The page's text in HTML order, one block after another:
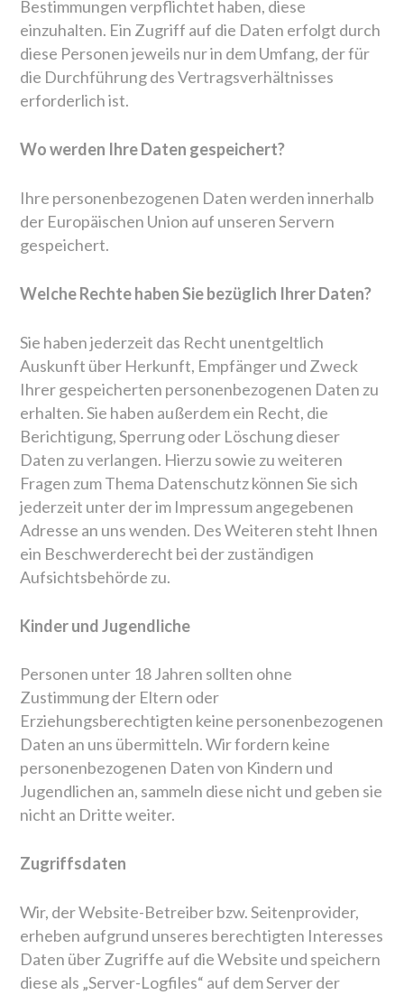
Bestimmungen verpflichtet haben, diese
einzuhalten. Ein Zugriff auf die Daten erfolgt durch
diese Personen jeweils nur in dem Umfang, der für
die Durchführung des Vertragsverhältnisses
erforderlich ist.
Wo werden Ihre Daten gespeichert?
Ihre personenbezogenen Daten werden innerhalb
der Europäischen Union auf unseren Servern
gespeichert.
Welche Rechte haben Sie bezüglich Ihrer Daten?
Sie haben jederzeit das Recht unentgeltlich
Auskunft über Herkunft, Empfänger und Zweck
Ihrer gespeicherten personenbezogenen Daten zu
erhalten. Sie haben außerdem ein Recht, die
Berichtigung, Sperrung oder Löschung dieser
Daten zu verlangen. Hierzu sowie zu weiteren
Fragen zum Thema Datenschutz können Sie sich
jederzeit unter der im Impressum angegebenen
Adresse an uns wenden. Des Weiteren steht Ihnen
ein Beschwerderecht bei der zuständigen
Aufsichtsbehörde zu.
Kinder und Jugendliche
Personen unter 18 Jahren sollten ohne
Zustimmung der Eltern oder
Erziehungsberechtigten keine personenbezogenen
Daten an uns übermitteln. Wir fordern keine
personenbezogenen Daten von Kindern und
Jugendlichen an, sammeln diese nicht und geben sie
nicht an Dritte weiter.
Zugriffsdaten
Wir, der Website-Betreiber bzw. Seitenprovider,
erheben aufgrund unseres berechtigten Interesses
Daten über Zugriffe auf die Website und speichern
diese als „Server-Logfiles“ auf dem Server der